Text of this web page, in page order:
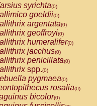
syrichta(0)
goeldii(0)
argentata(0)
geoffroyi(0)
humeralifer(0)
jacchus(0)
penicillata(0)
spp.(0)
pygmaea(0)
rosalia(0)
bicolor(0)